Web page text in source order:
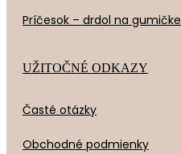
Príčesok – drdol na gumičke
UŽITOČNÉ ODKAZY
Časté otázky
Obchodné podmienky